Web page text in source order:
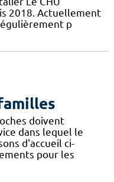
2018. Actuellement
p
doivent
dans lequel le
d'accueil ci-
pour les